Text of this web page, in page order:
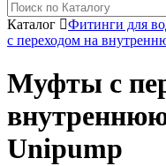
Каталог Фитинги для
с переходом на
Муфты с
Unipump